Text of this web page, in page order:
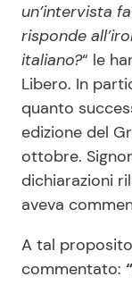
un’intervista
risponde
italiano?“ le
Libero. In
quanto
edizione del
ottobre.
dichiarazioni
aveva
A tal
commentato: “